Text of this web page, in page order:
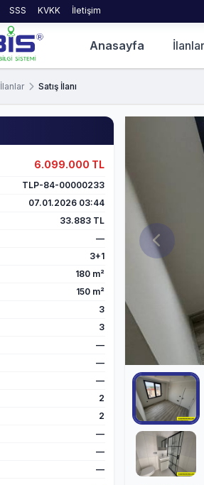
SSS KVKK İletişim
Anasayfa İlanlar
İlanlar Satış İlanı
6.099.000 TL
TLP-84-00000233
07.01.2026 03:44
33.883 TL
—
3+1
180 m²
150 m²
3
3
—
—
—
2
2
—
—
—